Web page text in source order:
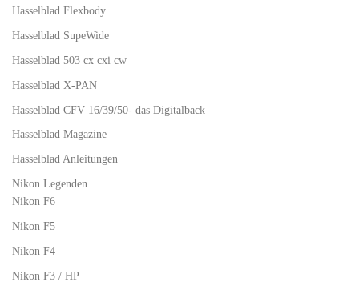
Hasselblad Flexbody
Hasselblad SupeWide
Hasselblad 503 cx cxi cw
Hasselblad X-PAN
Hasselblad CFV 16/39/50- das Digitalback
Hasselblad Magazine
Hasselblad Anleitungen
Nikon Legenden …
Nikon F6
Nikon F5
Nikon F4
Nikon F3 / HP